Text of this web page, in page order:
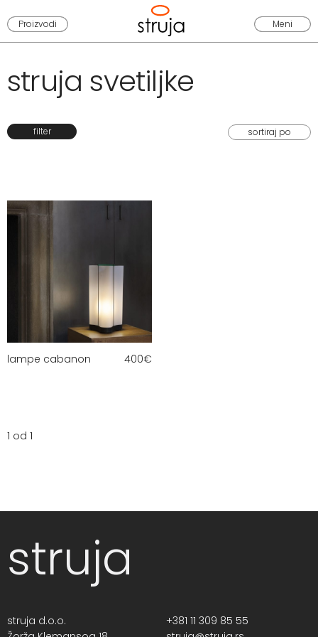
Proizvodi Meni
struja svetiljke
filter
lampe cabanon 400€
1 od 1
struja
struja d.o.o.
+381 11 309 85 55